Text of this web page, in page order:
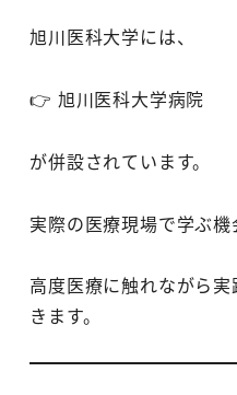
旭川医科大学には、
👉 旭川医科大学病院
が併設されています。
実際の医療現場で学ぶ機
高度医療に触れながら
きます。